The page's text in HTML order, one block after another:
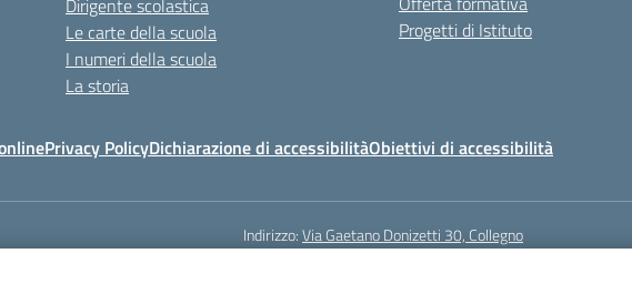
Dirigente scolastica
Le carte della scuola
I numeri della scuola
La storia
Progetti di Istituto
Privacy PolicyDichiarazione di accessibilitàObiettivi di accessibilità
Indirizzo:Via Gaetano Donizetti 30, Collegno